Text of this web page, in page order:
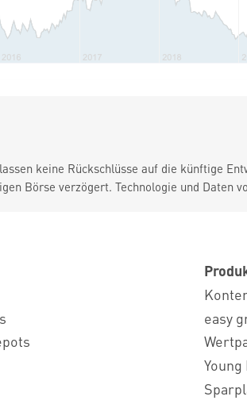
keine Rückschlüsse auf die künftige
Börse verzögert. Technologie und Daten
easy